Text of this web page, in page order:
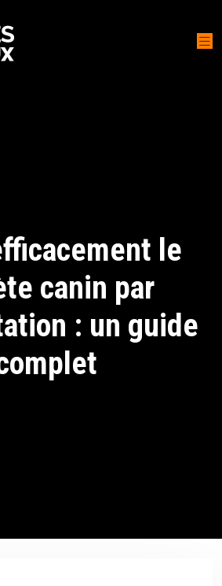
le
canin par
: un guide